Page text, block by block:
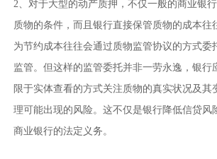
2、对于大型的动产质押，不仅一般的商业银
质物的条件，而且银行直接保管质物的成本往
为节约成本往往会通过质物监管协议的方式委
监管。但这样的监管委托并非一劳永逸，银行
限于实体查看的方式关注质物的真实状况及其
理可能出现的风险。这不仅是银行降低信贷风
商业银行的法定义务。